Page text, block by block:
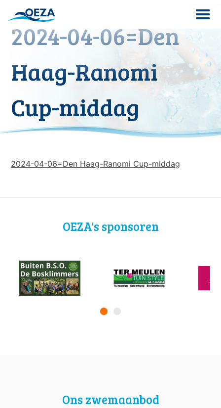
content
Search
2024-04-06=Den
Haag-Ranomi
Cup-middag
2024-04-06=Den Haag-Ranomi Cup-middag
OEZA's sponsoren
Ons zwemaanbod